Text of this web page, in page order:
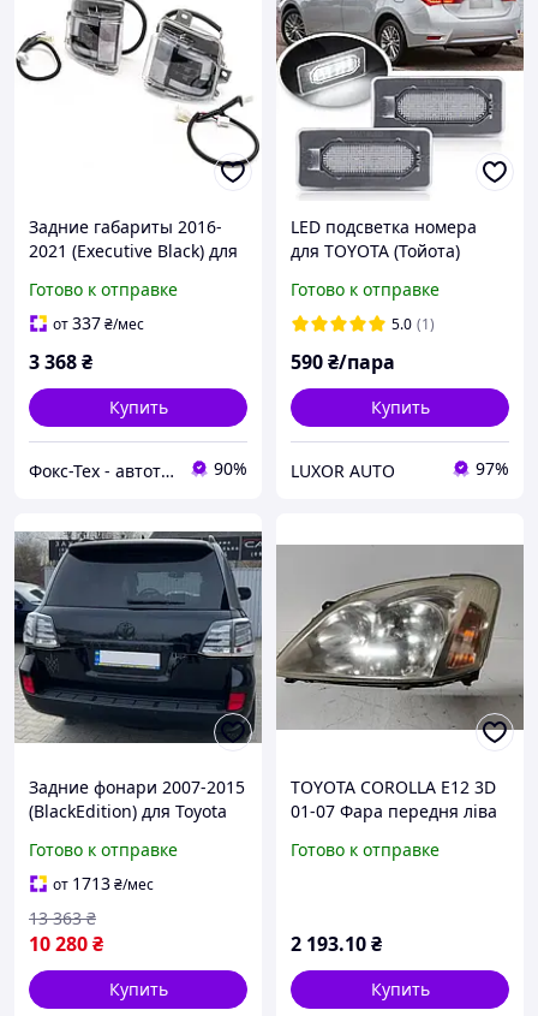
Задние габариты 2016-
2021 (Executive Black) для
2007-2021 гг
Готово к отправке
от337₴/мес
3 368₴
Купить
Фокс-Тех - автотюнинг 90%
LED подсветка номера
для TOYOTA (Тойота)
Готово к отправке
5.0 (1)
590₴/пара
Купить
LUXOR AUTO 97%
Задние фонари 2007-2015
(BlackEdition) для Toyota
2021 гг
Готово к отправке
от 1713₴/мес
10 280₴
13 363 ₴
Купить
TOYOTA COROLLA E12 3D
01-07 Фара передня ліва
Готово к отправке
2 193.10₴
Купить